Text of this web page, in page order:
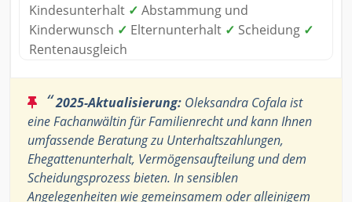
Kindesunterhalt ✓ Abstammung und
Kinderwunsch ✓ Elternunterhalt ✓ Scheidung ✓
Rentenausgleich
“2025-Aktualisierung: Oleksandra Cofala ist
eine Fachanwältin für Familienrecht und kann Ihnen
umfassende Beratung zu Unterhaltszahlungen,
Ehegattenunterhalt, Vermögensaufteilung und dem
Scheidungsprozess bieten. In sensiblen
Angelegenheiten wie gemeinsamem oder alleinigem